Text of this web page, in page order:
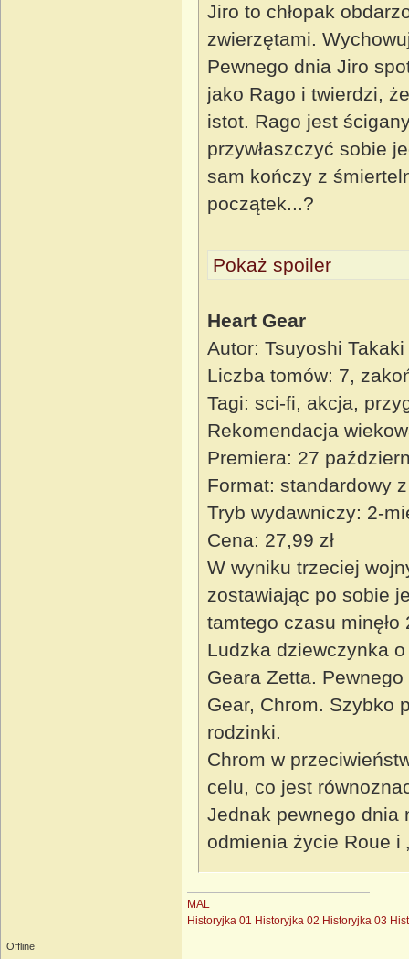
Jiro to chłopak
zwierzętami.
Pewnego dnia Jiro
jako Rago i twierdzi,
istot. Rago jest
przywłaszczyć sobie
sam kończy z
początek...?
Pokaż spoiler
Heart Gear
Autor: Tsuyoshi Takaki
Liczba tomów: 7,
Tagi: sci-fi, akcja,
Rekomendacja
Premiera: 27
Format: standardowy
Tryb wydawniczy: 2-
Cena: 27,99 zł
W wyniku trzeciej
zostawiając po sobie
tamtego czasu minęło
Ludzka dziewczynka
Geara Zetta.
Gear, Chrom. Szybko
rodzinki.
Chrom w
celu, co jest
Jednak pewnego dnia
odmienia życie Roue i
MAL
Historyjka 01 Historyjka 02 Historyjka 03
Offline